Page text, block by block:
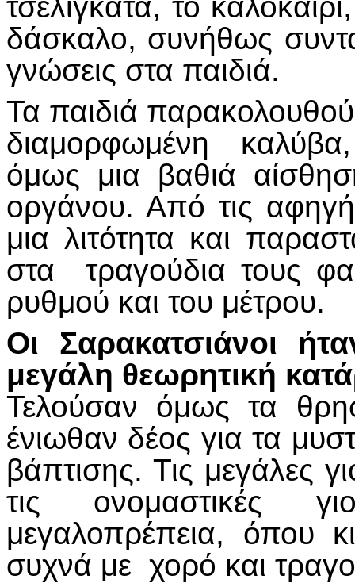
δάσκαλο, συνήθως
γνώσεις στα παιδιά.
Τα παιδιά
διαμορφωμένη
όμως μια βαθιά
οργάνου. Από τις
μια λιτότητα και
στα τραγούδια τους
ρυθμού και του μέτρου.
Οι Σαρακατσιάνοι
μεγάλη θεωρητική
Τελούσαν όμως τα
ένιωθαν δέος για τα
βάπτισης. Τις μεγάλες
τις ονομαστικές
μεγαλοπρέπεια, όπου
συχνά με χορό και